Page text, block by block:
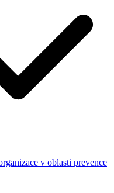
v oblasti prevence